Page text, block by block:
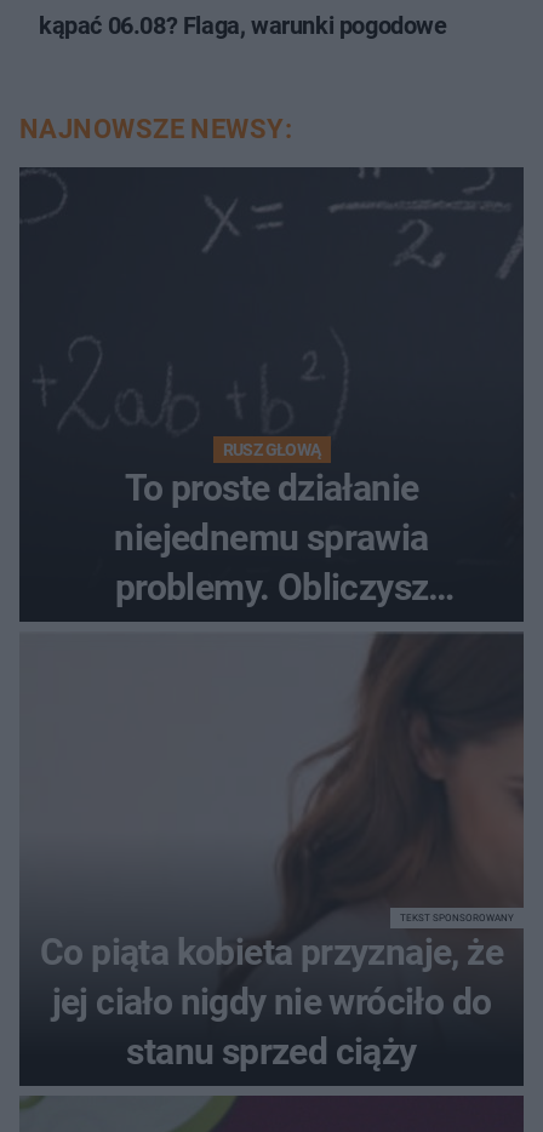
kąpać 06.08? Flaga, warunki pogodowe
NAJNOWSZE NEWSY:
RUSZ GŁOWĄ
To proste działanie
niejednemu sprawia
problemy. Obliczysz
poprawnie, ile to jest
Co piąta kobieta przyznaje, że
jej ciało nigdy nie wróciło do
stanu sprzed ciąży
TEKST SPONSOROWANY